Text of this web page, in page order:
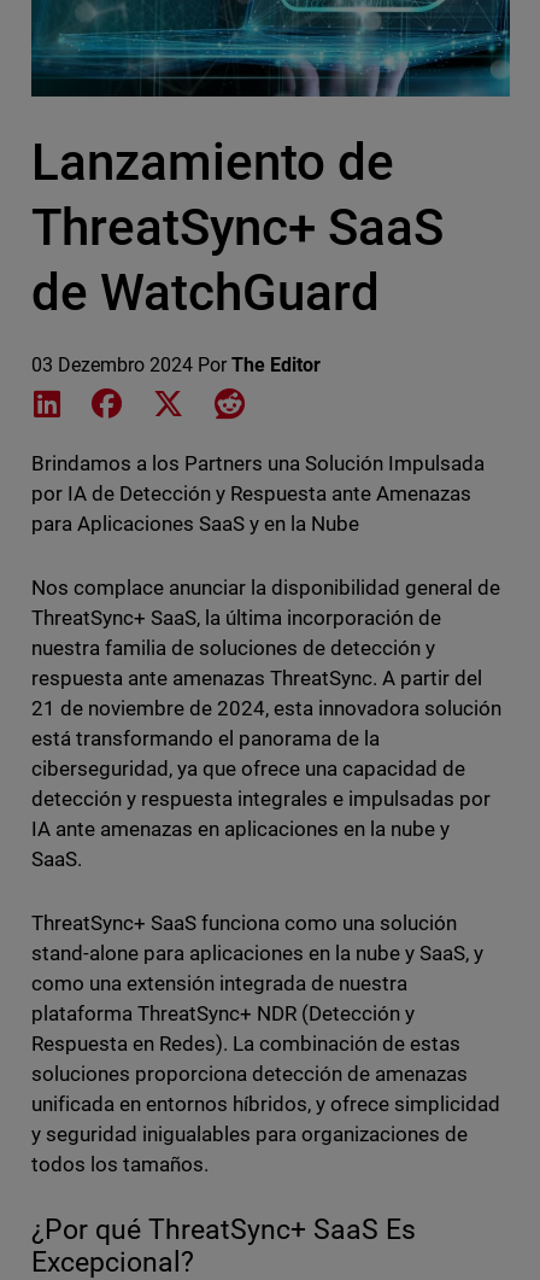
Lanzamiento de
ThreatSync+ SaaS
de WatchGuard
03 Dezembro 2024 Por The Editor
Share on LinkedIn
Share on Facebook
Share on XShare on Reddit
Brindamos a los Partners una Solución Impulsada
por IA de Detección y Respuesta ante Amenazas
para Aplicaciones SaaS y en la Nube
Nos complace anunciar la disponibilidad general de
ThreatSync+ SaaS, la última incorporación de
nuestra familia de soluciones de detección y
respuesta ante amenazas ThreatSync. A partir del
21 de noviembre de 2024, esta innovadora solución
está transformando el panorama de la
ciberseguridad, ya que ofrece una capacidad de
detección y respuesta integrales e impulsadas por
IA ante amenazas en aplicaciones en la nube y
SaaS.
ThreatSync+ SaaS funciona como una solución
stand-alone para aplicaciones en la nube y SaaS, y
como una extensión integrada de nuestra
plataforma ThreatSync+ NDR (Detección y
Respuesta en Redes). La combinación de estas
soluciones proporciona detección de amenazas
unificada en entornos híbridos, y ofrece simplicidad
y seguridad inigualables para organizaciones de
todos los tamaños.
¿Por qué ThreatSync+ SaaS Es
Excepcional?